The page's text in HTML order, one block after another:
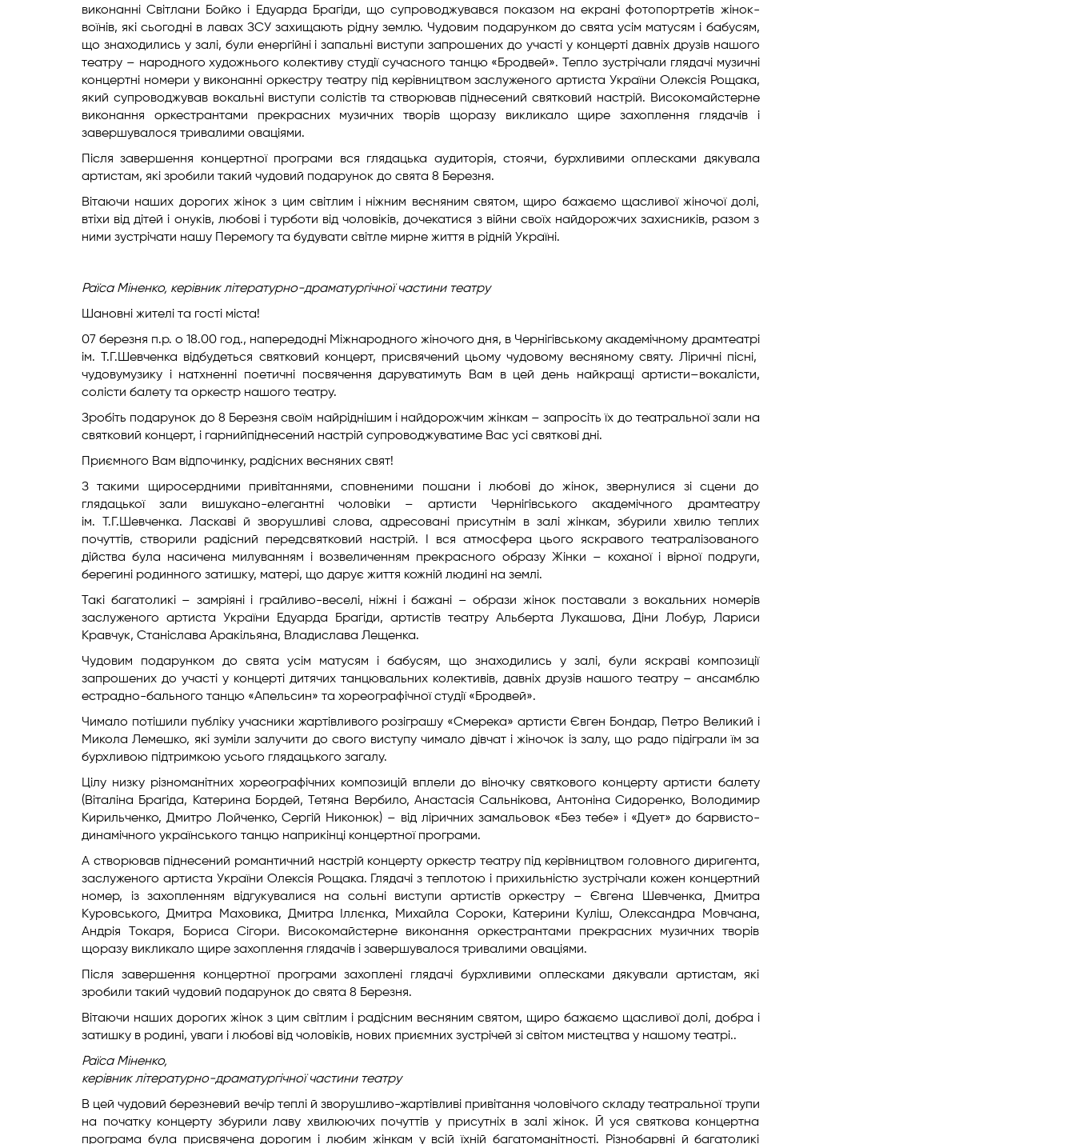
виконанні Світлани Бойко і Едуарда Брагіди, що супроводжувався показом на екрані фотопортретів жінок-
воїнів, які сьогодні в лавах ЗСУ захищають рідну землю. Чудовим подарунком до свята усім матусям і бабусям,
що знаходились у залі, були енергійні і запальні виступи запрошених до участі у концерті давніх друзів нашого
театру – народного художнього колективу студії сучасного танцю «Бродвей». Тепло зустрічали глядачі музичні
концертні номери у виконанні оркестру театру під керівництвом заслуженого артиста України Олексія Рощака,
який супроводжував вокальні виступи солістів та створював піднесений святковий настрій. Високомайстерне
виконання оркестрантами прекрасних музичних творів щоразу викликало щире захоплення глядачів і
завершувалося тривалими оваціями.
Після завершення концертної програми вся глядацька аудиторія, стоячи, бурхливими оплесками дякувала
артистам, які зробили такий чудовий подарунок до свята 8 Березня.
Вітаючи наших дорогих жінок з цим світлим і ніжним весняним святом, щиро бажаємо щасливої жіночої долі,
втіхи від дітей і онуків, любові і турботи від чоловіків, дочекатися з війни своїх найдорожчих захисників, разом з
ними зустрічати нашу Перемогу та будувати світле мирне життя в рідній Україні.
Раїса Міненко, керівник літературно-драматургічноїчастини театру
Шановні жителі та гості міста!
07 березня п.р. о 18.00 год., напередодні Міжнародного жіночого дня, в Чернігівському академічному драмтеатрі
ім. Т.Г.Шевченка відбудеться святковий концерт, присвячений цьому чудовому весняному святу. Ліричні пісні,
чудовумузику і натхненні поетичні посвячення даруватимуть Вам в цей день найкращі артисти–вокалісти,
солісти балету та оркестр нашого театру.
Зробіть подарунок до 8 Березня своїм найріднішим і найдорожчим жінкам – запросітьїх до театральної зали на
святковий концерт, і гарнийпіднесений настрій супроводжуватиме Вас усі святкові дні.
Приємного Вам відпочинку, радісних весняних свят!
З такими щиросердними привітаннями, сповненими пошани і любові до жінок, звернулися зі сцени до
глядацької зали вишукано-елегантні чоловіки – артисти Чернігівського академічного драмтеатру
ім. Т.Г.Шевченка. Ласкаві й зворушливі слова, адресовані присутнім в залі жінкам, збурили хвилю теплих
почуттів, створили радісний передсвятковий настрій. І вся атмосфера цього яскравого театралізованого
дійства була насичена милуванням і возвеличенням прекрасного образу Жінки – коханої і вірної подруги,
берегині родинного затишку, матері, що дарує життя кожній людині на землі.
Такі багатоликі – замріяні і грайливо-веселі, ніжні і бажані – образи жінок поставали з вокальних номерів
заслуженого артиста України Едуарда Брагіди, артистів театру Альберта Лукашова, Діни Лобур, Лариси
Кравчук, Станіслава Аракільяна, Владислава Лещенка.
Чудовим подарунком до свята усім матусям і бабусям, що знаходились у залі, були яскраві композиції
запрошених до участі у концерті дитячих танцювальних колективів, давніх друзів нашого театру – ансамблю
естрадно-бального танцю «Апельсин» та хореографічної студії «Бродвей».
Чимало потішили публіку учасники жартівливого розіграшу «Смерека» артисти Євген Бондар, Петро Великий і
Микола Лемешко, які зуміли залучити до свого виступу чимало дівчат і жіночок із залу, що радо підіграли їм за
бурхливою підтримкою усього глядацького загалу.
Цілу низку різноманітних хореографічних композицій вплели до віночку святкового концерту артисти балету
(Віталіна Брагіда, Катерина Бордей, Тетяна Вербило, Анастасія Сальнікова, Антоніна Сидоренко, Володимир
Кирильченко, Дмитро Лойченко, Сергій Никонюк) – від ліричних замальовок «Без тебе» і «Дует» до барвисто-
динамічного українського танцю наприкінці концертної програми.
А створював піднесений романтичний настрій концерту оркестр театру під керівництвом головного диригента,
заслуженого артиста України Олексія Рощака. Глядачі з теплотою і прихильністю зустрічали кожен концертний
номер, із захопленням відгукувалися на сольні виступи артистів оркестру – Євгена Шевченка, Дмитра
Куровського, Дмитра Маховика, Дмитра Іллєнка, Михайла Сороки, Катерини Куліш, Олександра Мовчана,
Андрія Токаря, Бориса Сігори. Високомайстерне виконання оркестрантами прекрасних музичних творів
щоразу викликало щире захоплення глядачів і завершувалося тривалими оваціями.
Після завершення концертної програми захоплені глядачі бурхливими оплесками дякували артистам, які
зробили такий чудовий подарунок до свята 8 Березня.
Вітаючи наших дорогих жінок з цим світлим і радісним весняним святом, щиро бажаємо щасливої долі, добра і
затишку в родині, уваги і любові від чоловіків, нових приємних зустрічей зі світом мистецтва у нашому театрі..
Раїса Міненко,
керівник літературно-драматургічноїчастини театру
В цей чудовий березневий вечір теплі й зворушливо-жартівливі привітання чоловічого складу театральної трупи
на початку концерту збурили лаву хвилюючих почуттів у присутніх в залі жінок. Й уся святкова концертна
програма була присвячена дорогим і любим жінкам у всій їхній багатоманітності. Різнобарвні й багатоликі